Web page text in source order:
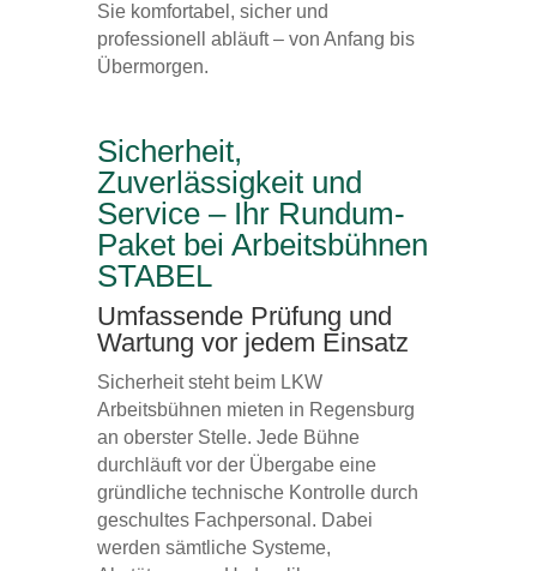
Sie komfortabel, sicher und
professionell abläuft – von Anfang bis
Übermorgen.
Sicherheit,
Zuverlässigkeit und
Service – Ihr Rundum-
Paket bei Arbeitsbühnen
STABEL
Umfassende Prüfung und
Wartung vor jedem Einsatz
Sicherheit steht beim LKW
Arbeitsbühnen mieten in Regensburg
an oberster Stelle. Jede Bühne
durchläuft vor der Übergabe eine
gründliche technische Kontrolle durch
geschultes Fachpersonal. Dabei
werden sämtliche Systeme,